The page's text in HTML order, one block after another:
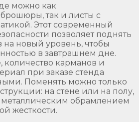
можно как
так и листы с
Этот современный
позволяет поднять
на новый уровень, чтобы
в завтрашнем дне.
количество карманов и
при заказе стенда
Поменять можно только
на стене или на полу,
металлическим обрамлением
жесткости.